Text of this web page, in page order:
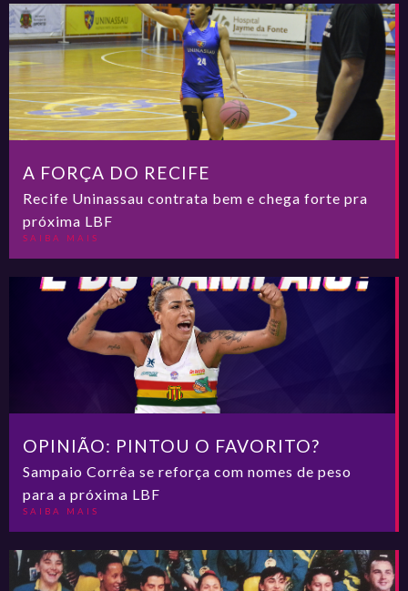
A FORÇA DO RECIFE
Recife Uninassau contrata bem e chega forte pra
próxima LBF
SAIBA MAIS
OPINIÃO: PINTOU O FAVORITO?
Sampaio Corrêa se reforça com nomes de peso
para a próxima LBF
SAIBA MAIS